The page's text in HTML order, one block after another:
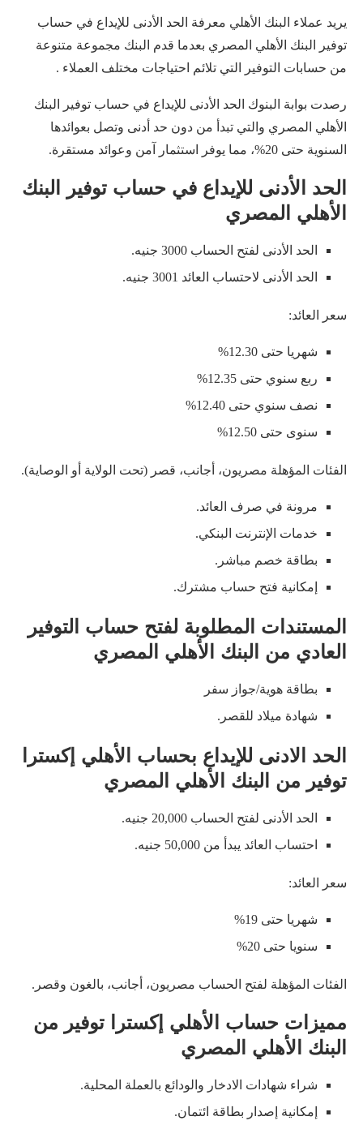
يريد عملاء البنك الأهلي معرفة الحد الأدنى للإيداع في حساب
توفير البنك الأهلي المصري بعدما قدم البنك مجموعة متنوعة
من حسابات التوفير التي تلائم احتياجات مختلف العملاء .
رصدت بوابة البنوك الحد الأدنى للإيداع في حساب توفير البنك
الأهلي المصري والتي تبدأ من دون حد أدنى وتصل بعوائدها
السنوية حتى 20%، مما يوفر استثمار آمن وعوائد مستقرة.
الحد الأدنى للإيداع في حساب توفير البنك
الأهلي المصري
الحد الأدنى لفتح الحساب 3000 جنيه.
الحد الأدنى لاحتساب العائد 3001 جنيه.
سعر العائد:
شهريا حتى 12.30%
ربع سنوي حتى 12.35%
نصف سنوي حتى 12.40%
سنوى حتى 12.50%
الفئات المؤهلة مصريون، أجانب، قصر (تحت الولاية أو الوصاية).
مرونة في صرف العائد.
خدمات الإنترنت البنكي.
بطاقة خصم مباشر.
إمكانية فتح حساب مشترك.
المستندات المطلوبة لفتح حساب التوفير
العادي من البنك الأهلي المصري
بطاقة هوية/جواز سفر
شهادة ميلاد للقصر.
الحد الادنى للإيداع بحساب الأهلي إكسترا
توفير من البنك الأهلي المصري
الحد الأدنى لفتح الحساب 20,000 جنيه.
احتساب العائد يبدأ من 50,000 جنيه.
سعر العائد:
شهريا حتى 19%
سنويا حتى 20%
الفئات المؤهلة لفتح الحساب مصريون، أجانب، بالغون وقصر.
مميزات حساب الأهلي إكسترا توفير من
البنك الأهلي المصري
شراء شهادات الادخار والودائع بالعملة المحلية.
إمكانية إصدار بطاقة ائتمان.